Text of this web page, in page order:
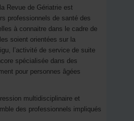
Revue de Gériatrie est
professionnels de santé des
à connaitre dans le cadre de
soient orientées sur la
l’activité de service de suite
spécialisée dans des
pour personnes âgées
multidisciplinaire et
des professionnels impliqués